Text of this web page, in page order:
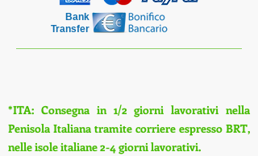
Bank
Transfer
*ITA: Consegna in 1/2 giorni lavorativi nella
Penisola Italiana tramite corriere espresso BRT,
nelle isole italiane 2-4 giorni lavorativi.